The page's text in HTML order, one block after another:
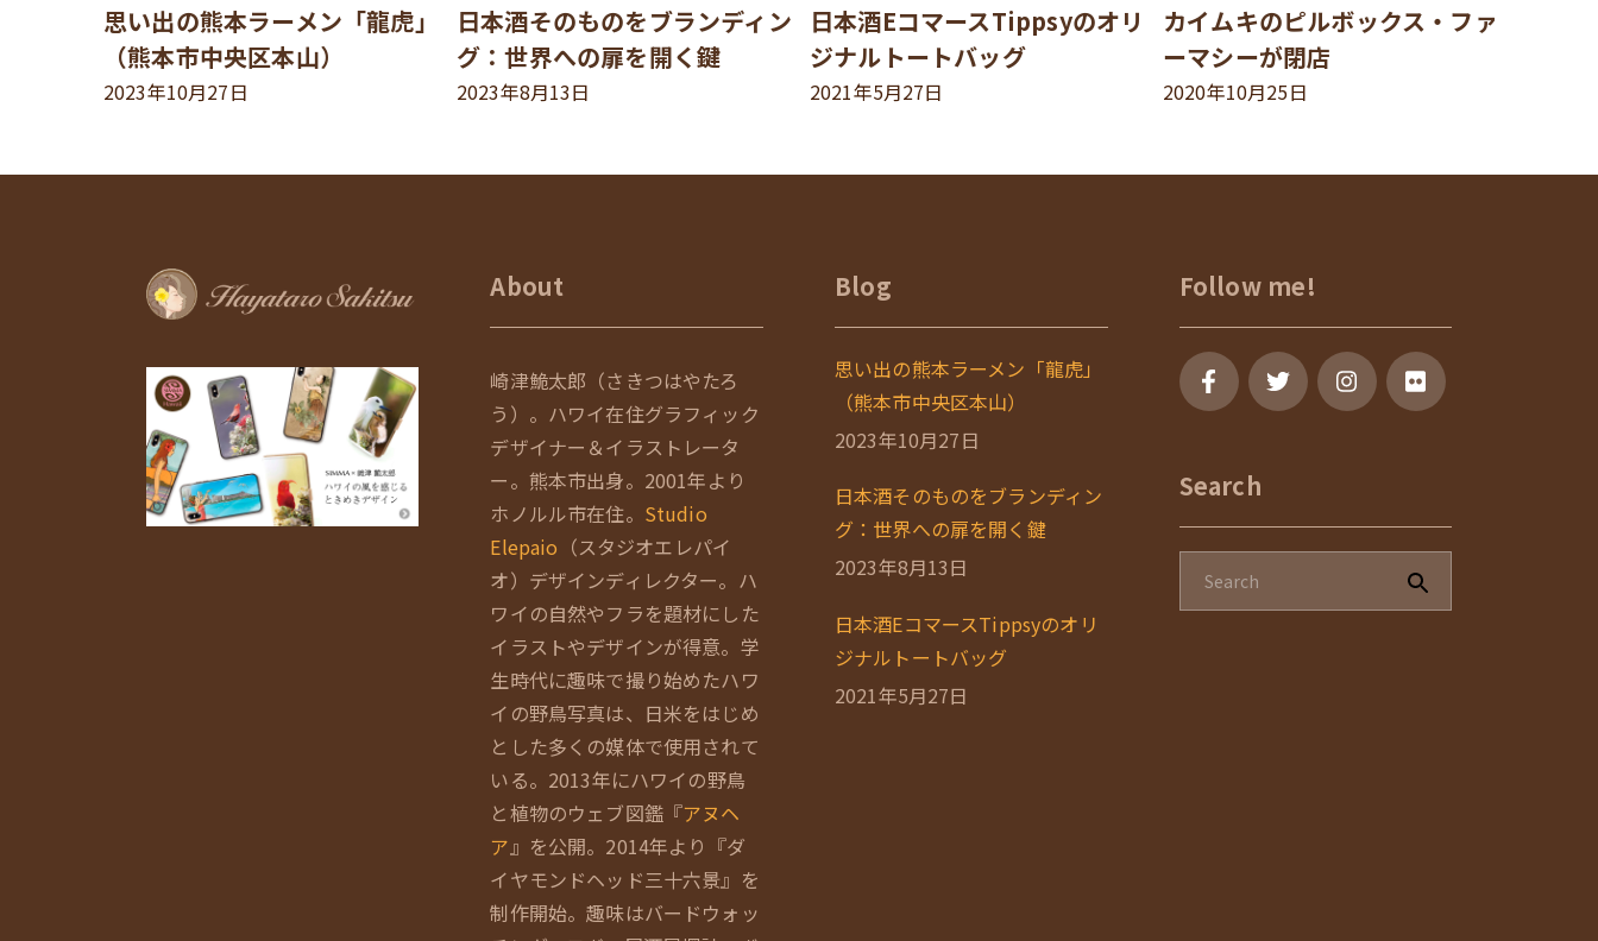
思い出の熊本ラーメン「龍虎」
（熊本市中央区本山）
2023年10月27日
日本酒そのものをブランディン
グ：世界への扉を開く鍵
2023年8月13日
日本酒EコマースTippsyのオリ
ジナルトートバッグ
2021年5月27日
カイムキのピルボックス・ファ
ーマシーが閉店
2020年10月25日
About
崎津鮠太郎（さきつはやたろ
う）。ハワイ在住グラフィック
デザイナー＆イラストレータ
ー。熊本市出身。2001年より
ホノルル市在住。 Studio
Elepaio （スタジオエレパイ
オ）デザインディレクター。ハ
ワイの自然やフラを題材にした
イラストやデザインが得意。学
生時代に趣味で撮り始めたハワ
イの野鳥写真は、日米をはじめ
とした多くの媒体で使用されて
いる。2013年にハワイの野鳥
と植物のウェブ図鑑『アヌヘ
ア』を公開。2014年より『ダ
イヤモンドヘッド三十六景』を
制作開始。趣味はバードウォッ
Blog
思い出の熊本ラーメン「龍虎」
（熊本市中央区本山）
2023年10月27日
日本酒そのものをブランディン
グ：世界への扉を開く鍵
2023年8月13日
日本酒EコマースTippsyのオリ
ジナルトートバッグ
2021年5月27日
Follow me!
Search